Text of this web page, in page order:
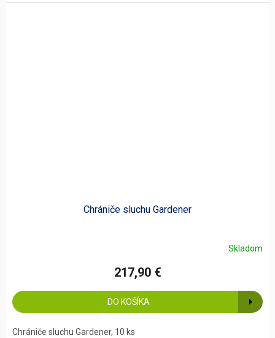
Chrániče sluchu Gardener
Skladom
217,90 €
DO KOŠÍKA
Chrániče sluchu Gardener, 10 ks